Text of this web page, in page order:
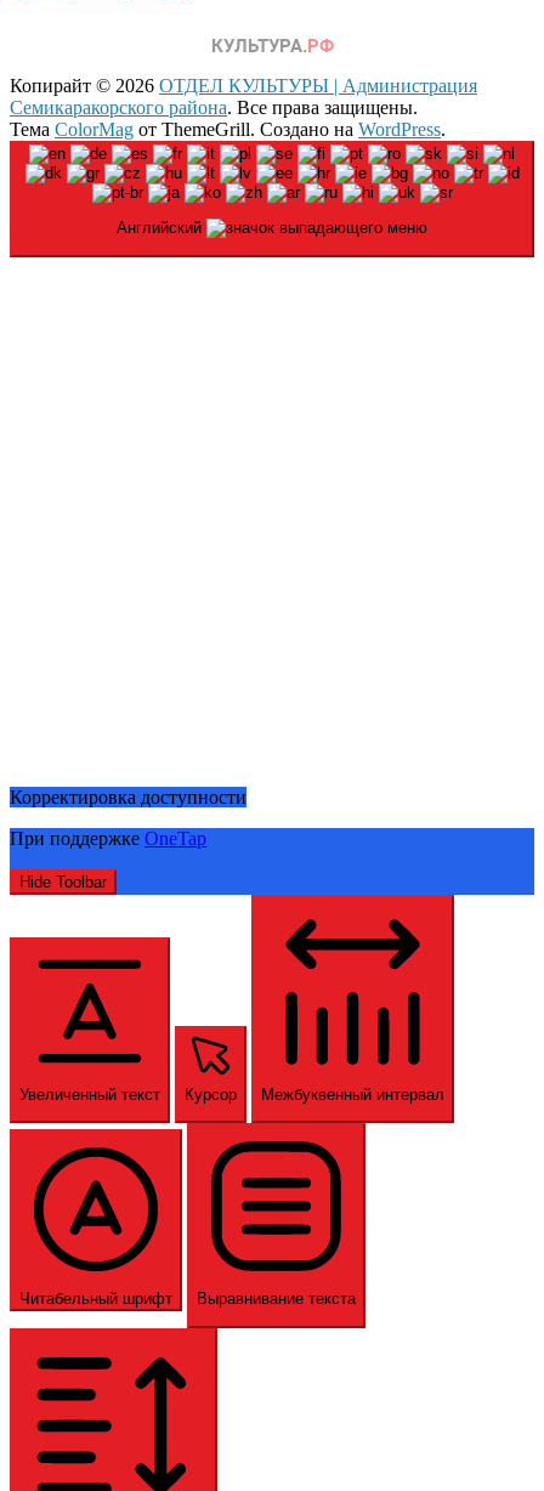
Копирайт © 2026 ОТДЕЛ КУЛЬТУРЫ | Администрация
Семикаракорского района. Все права защищены.
Тема ColorMag от ThemeGrill. Создано на WordPress.
Английский
Корректировка доступности
При поддержке OneTap
Hide Toolbar
Увеличенный текст Курсор Межбуквенный интервал
Читабельный шрифт Выравнивание текста